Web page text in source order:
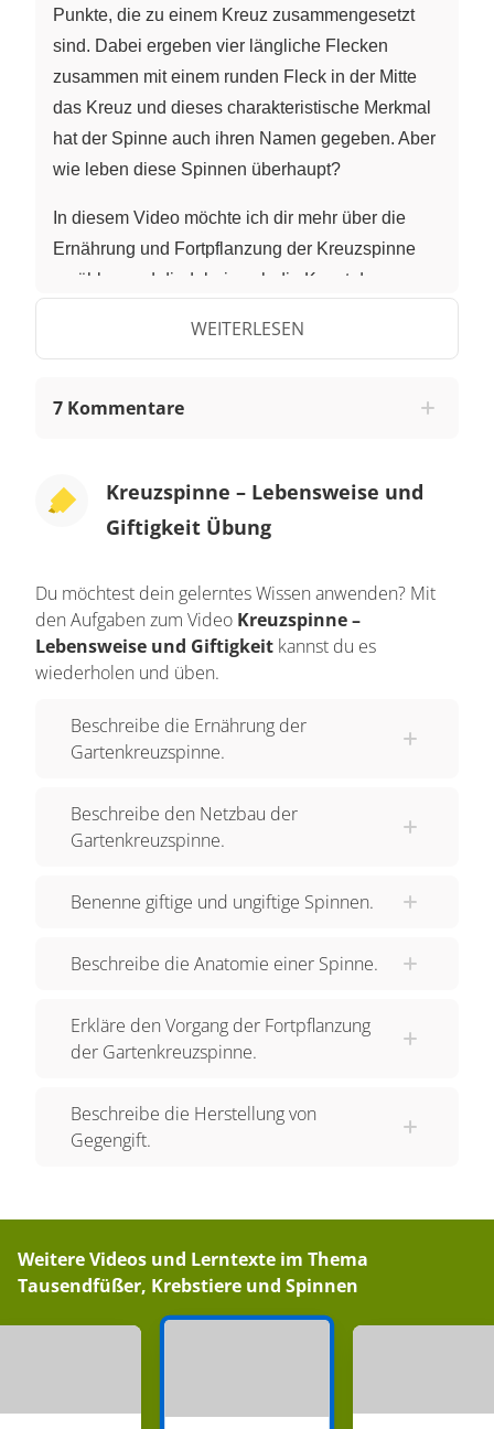
Punkte, die zu einem Kreuz zusammengesetzt
sind. Dabei ergeben vier längliche Flecken
zusammen mit einem runden Fleck in der Mitte
das Kreuz und dieses charakteristische Merkmal
hat der Spinne auch ihren Namen gegeben. Aber
wie leben diese Spinnen überhaupt?
In diesem Video möchte ich dir mehr über die
Ernährung und Fortpflanzung der Kreuzspinne
erzählen und dir dabei auch die Kunst des
Lebensraum der Kreuzspinne
DieGartenkreuzspinne
, die bei uns vorkommt,
können in ihrer Körperlänge knapp 2 cm groß
werden. Die Männchen sind deutlich kleiner.
kannst du sie auch in Wäldern oder an
Waldrändern und Hecken finden. Obwohl der
Name ein Vorkommen in Gärten vermuten lässt,
vor.
Kreuzspinnen bauenNetze und fangen darin ihre
Beute. Sie ernähren sich von allen Insekten, also
Schmetterlingen. Wenn sich ein solches Insekt im
Erschütterungen alarmiert. Schnell eilt sie zu ihrer
Klauenkiefer und umwickelt sie mit einem
ihrer Spinndrüsen.
Beim Biss werden neben dem lähmenden Gift
auch Verdauungsenzyme in den Insektenkörper
den Mundspalt einsaugen. Zurück bleibt nur die
leere Chitinhülle des Insekts. Wenn die Spinne
satt ist, kann sie ihre Beute auch
eingesponnen
Der Netzbau
WEITERLESEN
7 Kommentare
Kreuzspinne – Lebensweise und
Giftigkeit Übung
Du möchtest dein gelerntes Wissen anwenden? Mit
den Aufgaben zum Video Kreuzspinne –
Lebensweise und Giftigkeit kannst du es
wiederholen und üben.
Beschreibe die Ernährung der
Gartenkreuzspinne.
Beschreibe den Netzbau der
Gartenkreuzspinne.
Benenne giftige und ungiftige Spinnen.
Beschreibe die Anatomie einer Spinne.
Erkläre den Vorgang der Fortpflanzung
der Gartenkreuzspinne.
Beschreibe die Herstellung von
Gegengift.
Weitere Videos und Lerntexte im Thema
Tausendfüßer, Krebstiere und Spinnen